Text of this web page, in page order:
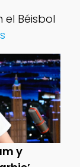
el Béisbol
y